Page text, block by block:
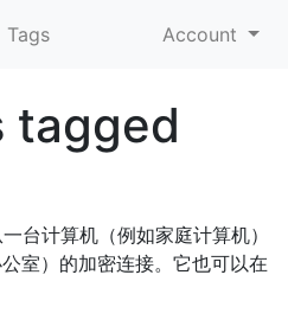
Tags Account
tagged
台计算机（例如家庭计算机）
室）的加密连接。它也可以在